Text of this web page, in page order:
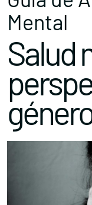
Mental
Salud